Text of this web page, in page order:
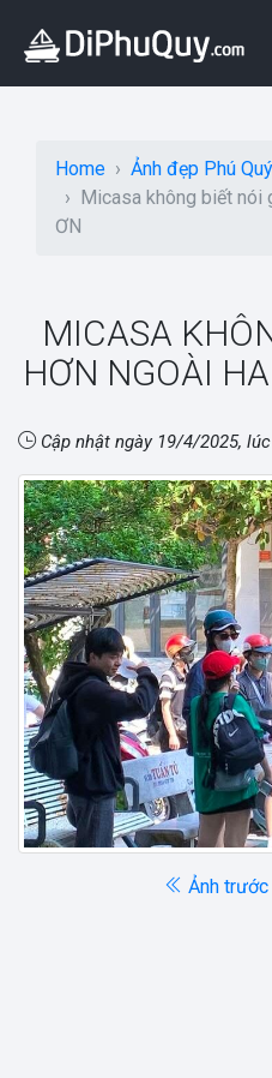
Home
Ảnh đẹp Phú Quý
Micasa không biết nói
ƠN
MICASA
HƠN NGOÀI
Cập nhật ngày 19/4/2025,
Ảnh trước